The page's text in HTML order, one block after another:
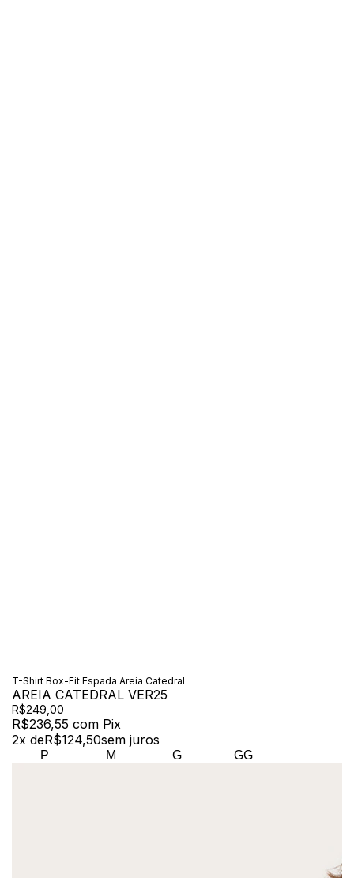
T-Shirt Box-Fit Espada Areia Catedral
AREIA CATEDRAL VER25
R$249,00
R$236,55 com Pix
2x deR$124,50sem juros
P M G GG